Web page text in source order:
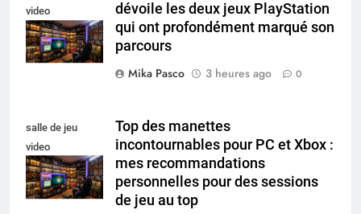
video
collectionneur
dévoile les deux jeux PlayStation
qui ont profondément marqué son
parcours
Mika Pasco
3 heures ago 0
salle de jeu
video
collectionneur
Top des manettes
incontournables pour PC et Xbox :
mes recommandations
personnelles pour des sessions
de jeu au top